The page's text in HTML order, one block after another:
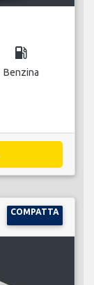
local_gas_station
Benzina
COMPATTA